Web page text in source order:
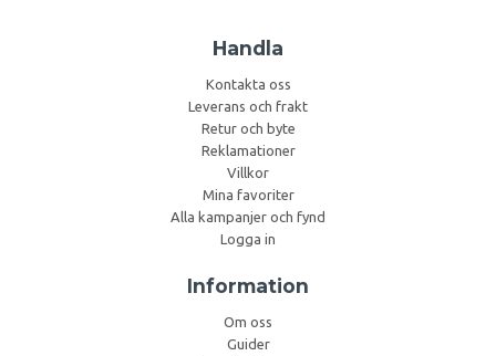
Handla
Kontakta oss
Leverans och frakt
Retur och byte
Reklamationer
Villkor
Mina favoriter
Alla kampanjer och fynd
Logga in
Information
Om oss
Guider